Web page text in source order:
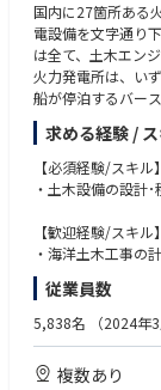
国内に27箇所ある
電設備を文字通り
は全て、土木エン
火力発電所は、い
船が停泊するバー
に使用する海水を
立てての敷地造成
設備の補強も行っ
然をフィールドと
や自然を相手に工
魅力です。
【業務内容】
・土木設備に係る
社方針に基づくベ
・土木設備に係る
・土木設備に係る
求める経験 /
【必須経験/スキル】
・土木設備の設計
【歓迎経験/スキル】
・海洋土木工事の
※あれば尚可
従業員数
5,838名 （2024年
複数あり